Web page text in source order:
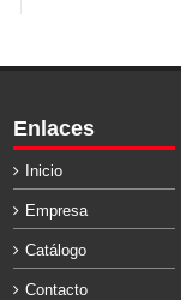
Enlaces
Inicio
Empresa
Catálogo
Contacto